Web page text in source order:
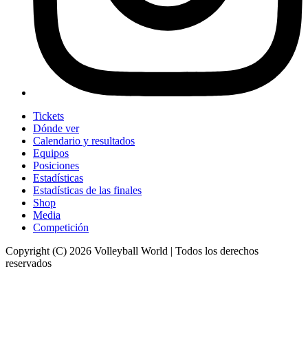
Tickets
Dónde ver
Calendario y resultados
Equipos
Posiciones
Estadísticas
Estadísticas de las finales
Shop
Media
Competición
Copyright (C) 2026 Volleyball World | Todos los derechos
reservados